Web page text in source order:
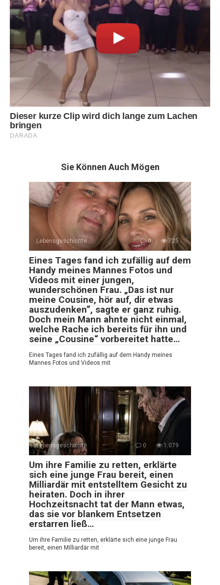
Sie Können Auch Mögen
Lebensgeschichte 0 725
Eines Tages fand ich zufällig auf dem
Handy meines Mannes Fotos und
Videos mit einer jungen,
wunderschönen Frau. „Das ist nur
meine Cousine, hör auf, dir etwas
auszudenken“, sagte er ganz ruhig.
Doch mein Mann ahnte nicht einmal,
welche Rache ich bereits für ihn und
seine „Cousine“ vorbereitet hatte…
Eines Tages fand ich zufällig auf dem Handy meines
Mannes Fotos und Videos mit
Lebensgeschichte 0 1.079
Um ihre Familie zu retten, erklärte
sich eine junge Frau bereit, einen
Milliardär mit entstelltem Gesicht zu
heiraten. Doch in ihrer
Hochzeitsnacht tat der Mann etwas,
das sie vor blankem Entsetzen
erstarren ließ…
Um ihre Familie zu retten, erklärte sich eine junge Frau
bereit, einen Milliardär mit